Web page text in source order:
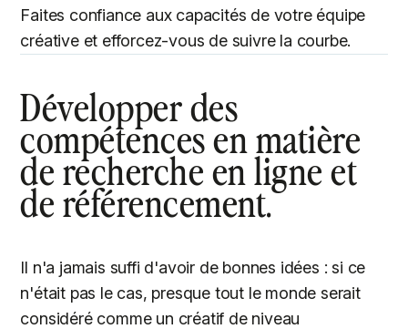
Faites confiance aux capacités de votre équipe
créative et efforcez-vous de suivre la courbe.
Développer des
compétences en matière
de recherche en ligne et
de référencement.
Il n'a jamais suffi d'avoir de bonnes idées : si ce
n'était pas le cas, presque tout le monde serait
considéré comme un créatif de niveau